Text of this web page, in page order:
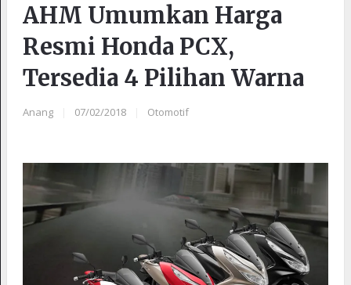
AHM Umumkan Harga
Resmi Honda PCX,
Tersedia 4 Pilihan Warna
Anang 07/02/2018 Otomotif